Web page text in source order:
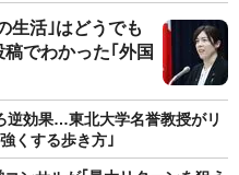
生活｣はどうでも
でわかった｢外国
逆効果…東北大学名誉教授がリ
くする歩き方｣